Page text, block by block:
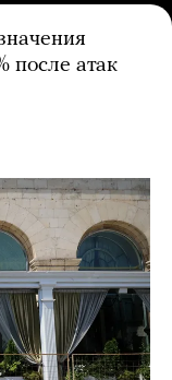
после атак